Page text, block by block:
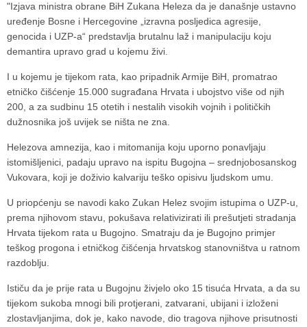
"Izjava ministra obrane BiH Zukana Heleza da je današnje ustavno
uređenje Bosne i Hercegovine „izravna posljedica agresije,
genocida i UZP-a“ predstavlja brutalnu laž i manipulaciju koju
demantira upravo grad u kojemu živi.
I u kojemu je tijekom rata, kao pripadnik Armije BiH, promatrao
etničko čišćenje 15.000 sugrađana Hrvata i ubojstvo više od njih
200, a za sudbinu 15 otetih i nestalih visokih vojnih i političkih
dužnosnika još uvijek se ništa ne zna.
Helezova amnezija, kao i mitomanija koju uporno ponavljaju
istomišljenici, padaju upravo na ispitu Bugojna – srednjobosanskog
Vukovara, koji je doživio kalvariju teško opisivu ljudskom umu.
U priopćenju se navodi kako Zukan Helez svojim istupima o UZP-u,
prema njihovom stavu, pokušava relativizirati ili prešutjeti stradanja
Hrvata tijekom rata u Bugojno . Smatraju da je Bugojno primjer
teškog progona i etničkog čišćenja hrvatskog stanovništva u ratnom
razdoblju.
Ističu da je prije rata u Bugojnu živjelo oko 15 tisuća Hrvata, a da su
tijekom sukoba mnogi bili protjerani, zatvarani, ubijani i izloženi
zlostavljanjima, dok je, kako navode, dio tragova njihove prisutnosti